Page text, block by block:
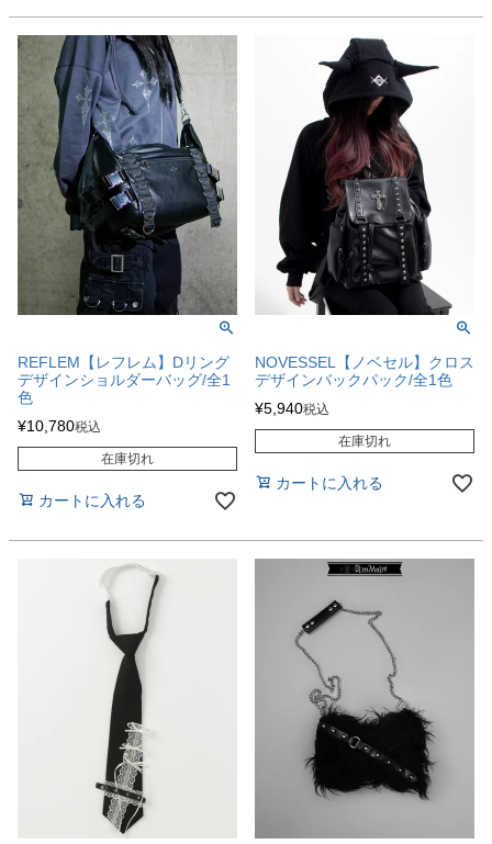
REFLEM【レフレム】Dリング
デザインショルダーバッグ/全1
色
¥10,780税込
在庫切れ
カートに入れる
NOVESSEL【ノベセル】クロス
デザインバックパック/全1色
¥5,940税込
在庫切れ
カートに入れる